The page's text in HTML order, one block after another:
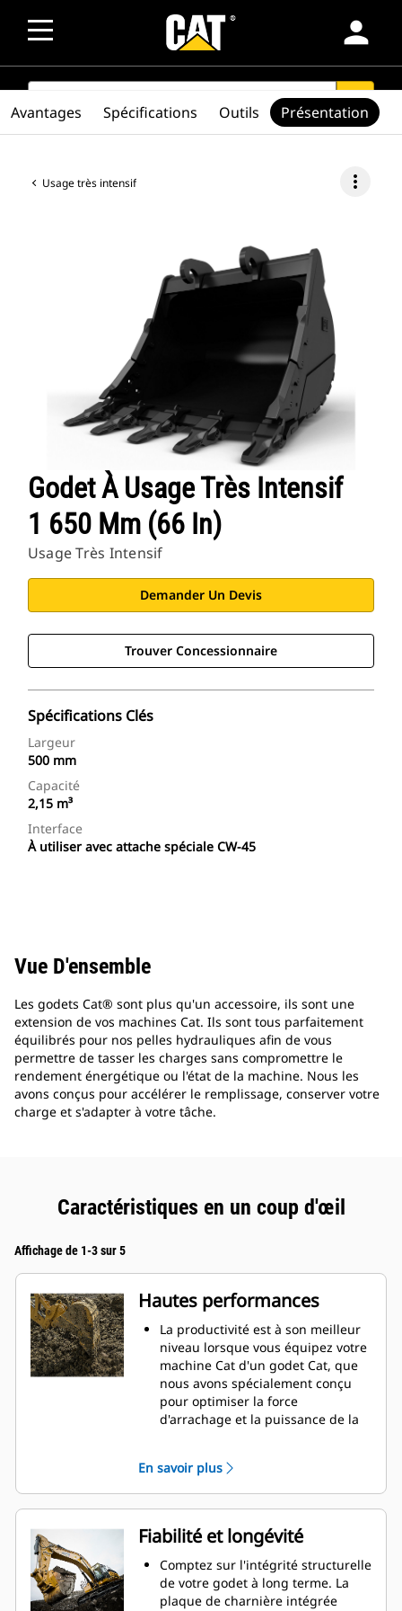
person
SEARCH search
Usage très intensif more_vert
Godet À Usage Très Intensif
1 650 Mm (66 In)
Usage Très Intensif
Demander Un Devis
Trouver Concessionnaire
Spécifications Clés
Largeur
500 mm
Capacité
2,15 m³
Interface
À utiliser avec attache spéciale CW-45
Avantages Spécifications Outils Présentation
Vue D'ensemble
Les godets Cat® sont plus qu'un accessoire, ils sont une
extension de vos machines Cat. Ils sont tous parfaitement
équilibrés pour nos pelles hydrauliques afin de vous
permettre de tasser les charges sans compromettre le
rendement énergétique ou l'état de la machine. Nous les
avons conçus pour accélérer le remplissage, conserver votre
charge et s'adapter à votre tâche.
Caractéristiques en un coup d'œil
Affichage de 1-3 sur 5
Hautes performances
La productivité est à son meilleur
niveau lorsque vous équipez votre
machine Cat d'un godet Cat, que
nous avons spécialement conçu
pour optimiser la force
d'arrachage et la puissance de la
double améliore le flux des
matières dans le godet. Le
dégagement de talon accru
garantit que le fond du godet ne
frotte pas, ce qui réduit les coûts
d'entretien.
La consommation de carburant est
maximale lors de l'excavation. Les
En savoir plus
Fiabilité et longévité
Comptez sur l'intégrité structurelle
de votre godet à long terme. La
plaque de charnière intégrée